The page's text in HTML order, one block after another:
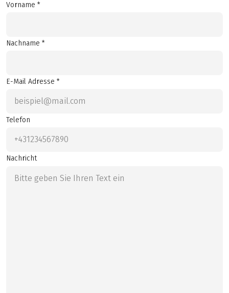
Vorname *
Nachname *
E-Mail Adresse *
Telefon
Nachricht